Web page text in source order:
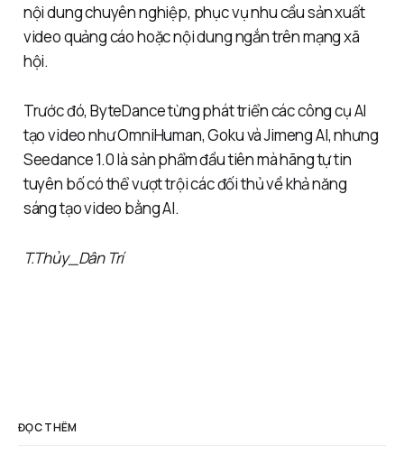
nội dung chuyên nghiệp, phục vụ nhu cầu sản xuất
video quảng cáo hoặc nội dung ngắn trên mạng xã
hội.
Trước đó, ByteDance từng phát triển các công cụ AI
tạo video như OmniHuman, Goku và Jimeng AI, nhưng
Seedance 1.0 là sản phẩm đầu tiên mà hãng tự tin
tuyên bố có thể vượt trội các đối thủ về khả năng
sáng tạo video bằng AI.
T.Thủy_Dân Trí
ĐỌC THÊM